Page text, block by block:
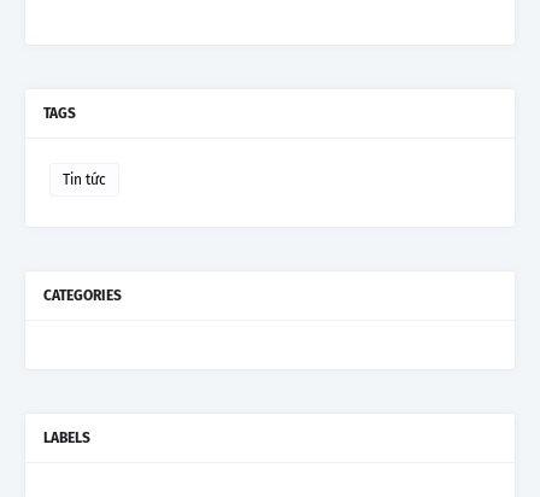
TAGS
Tin tức
CATEGORIES
LABELS